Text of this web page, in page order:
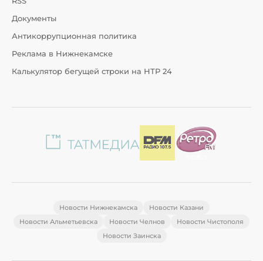
Документы
Антикоррупционная политика
Реклама в Нижнекамске
Калькулятор бегущей строки на НТР 24
Новости Нижнекамска
Новости Казани
Новости Альметьевска
Новости Челнов
Новости Чистополя
Новости Заинска